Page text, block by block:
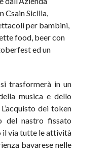
Csain Sicilia,
per bambini,
food, beer con
ed un
trasformerà in un
musica e dello
dei token
del nastro fissato
il via tutte le attività
bavarese nelle